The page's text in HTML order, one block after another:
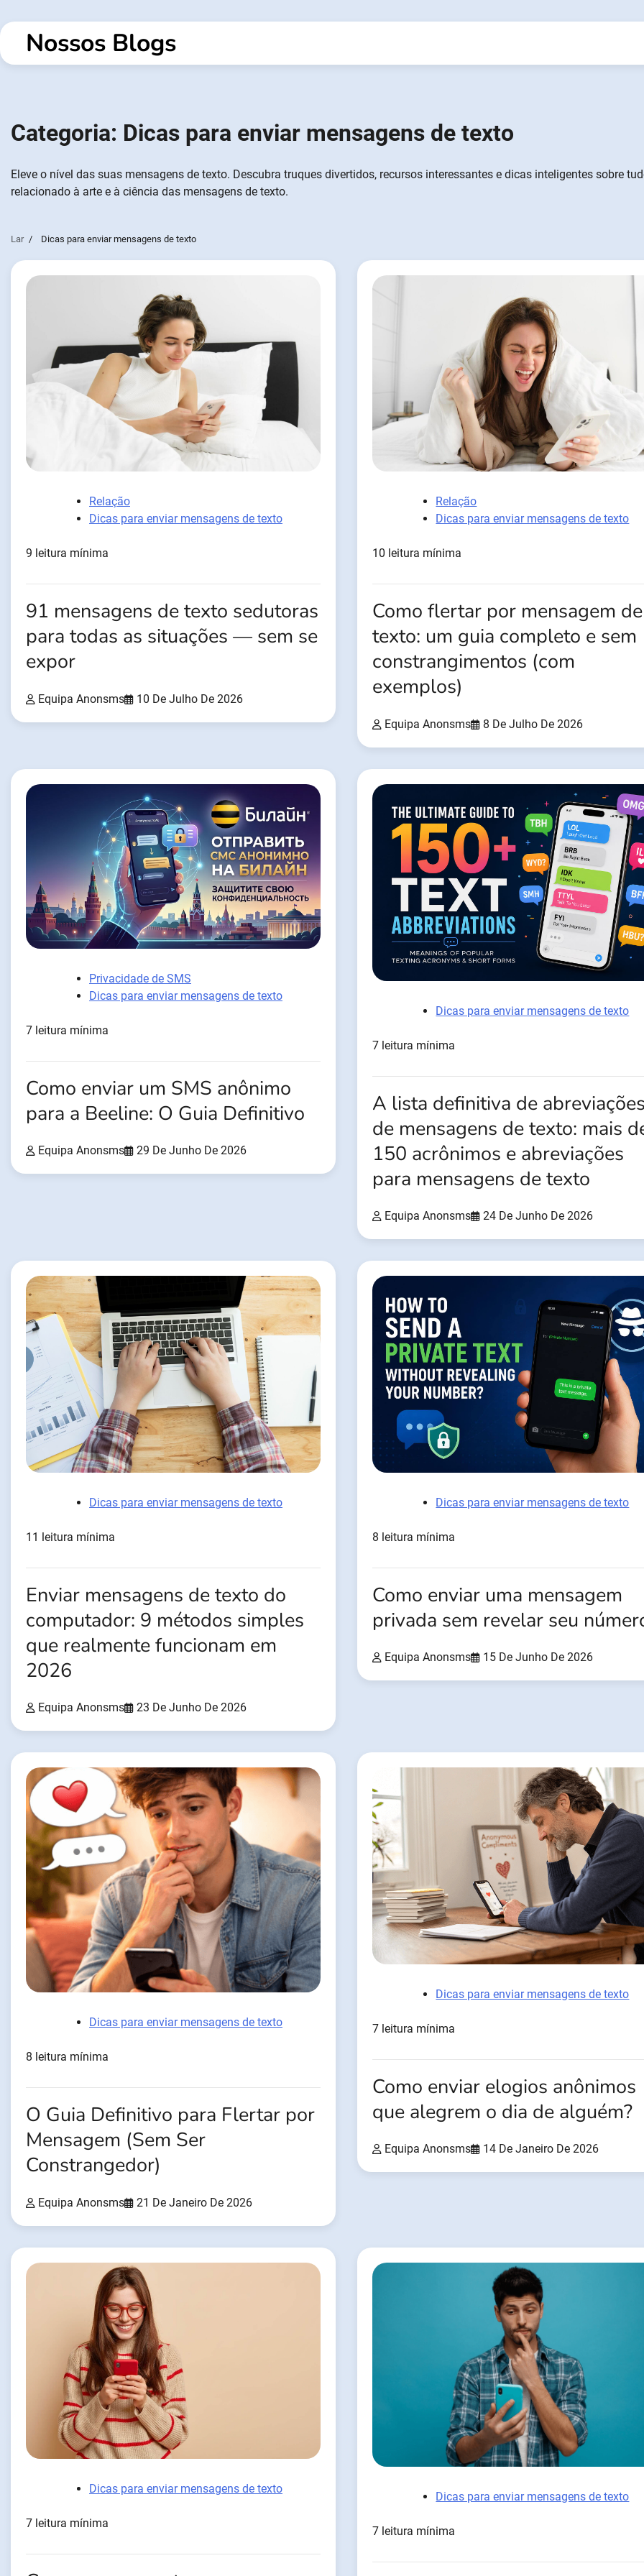
para
conteúdoNossos Blogs
Categoria: Dicas para enviar mensagens de texto
Eleve o nível das suas mensagens de texto. Descubra truques divertidos, recursos interessantes e dicas inteligentes sobre
relacionado à arte e à ciência das mensagens de texto.
Lar Dicas para enviar mensagens de texto
Relação
Dicas para enviar mensagens de texto
9 leitura mínima
91 mensagens de texto sedutoras
para todas as situações — sem se
expor
Equipa Anonsms 10 De Julho De 2026
Relação
Dicas para enviar mensagens de texto
10 leitura mínima
Como flertar por mensagem de
texto: um guia completo e sem
constrangimentos (com
exemplos)
Equipa Anonsms 8 De Julho De 2026
Privacidade de SMS
Dicas para enviar mensagens de texto
7 leitura mínima
Como enviar um SMS anônimo
para a Beeline: O Guia Definitivo
Equipa Anonsms 29 De Junho De 2026
Dicas para enviar mensagens de texto
7 leitura mínima
A lista definitiva de
de mensagens de texto: mais
150 acrônimos e abreviações
para mensagens de texto
Equipa Anonsms 24 De Junho De 2026
Dicas para enviar mensagens de texto
11 leitura mínima
Enviar mensagens de texto do
computador: 9 métodos simples
que realmente funcionam em
2026
Equipa Anonsms 23 De Junho De 2026
Dicas para enviar mensagens de texto
8 leitura mínima
Como enviar uma mensagem
privada sem revelar seu
Equipa Anonsms 15 De Junho De 2026
Dicas para enviar mensagens de texto
8 leitura mínima
O Guia Definitivo para Flertar por
Mensagem (Sem Ser
Constrangedor)
Equipa Anonsms 21 De Janeiro De 2026
Dicas para enviar mensagens de texto
7 leitura mínima
Como enviar elogios anônimos
que alegrem o dia de alguém?
Equipa Anonsms 14 De Janeiro De 2026
Dicas para enviar mensagens de texto
7 leitura mínima
Dicas para enviar mensagens de texto
7 leitura mínima